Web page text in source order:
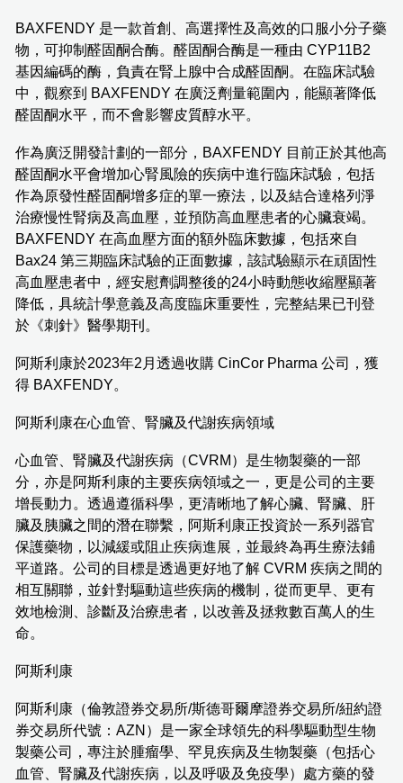
BAXFENDY 是一款首創、高選擇性及高效的口服小分子藥
物，可抑制醛固酮合酶。醛固酮合酶是一種由 CYP11B2
基因編碼的酶，負責在腎上腺中合成醛固酮。在臨床試驗
中，觀察到 BAXFENDY 在廣泛劑量範圍內，能顯著降低
醛固酮水平，而不會影響皮質醇水平。
作為廣泛開發計劃的一部分，BAXFENDY 目前正於其他高
醛固酮水平會增加心腎風險的疾病中進行臨床試驗，包括
作為原發性醛固酮增多症的單一療法，以及結合達格列淨
治療慢性腎病及高血壓，並預防高血壓患者的心臟衰竭。
BAXFENDY 在高血壓方面的額外臨床數據，包括來自
Bax24 第三期臨床試驗的正面數據，該試驗顯示在頑固性
高血壓患者中，經安慰劑調整後的24小時動態收縮壓顯著
降低，具統計學意義及高度臨床重要性，完整結果已刊登
於《刺針》醫學期刊。
阿斯利康於2023年2月透過收購 CinCor Pharma 公司，獲
得 BAXFENDY。
阿斯利康在心血管、腎臟及代謝疾病領域
心血管、腎臟及代謝疾病（CVRM）是生物製藥的一部
分，亦是阿斯利康的主要疾病領域之一，更是公司的主要
增長動力。透過遵循科學，更清晰地了解心臟、腎臟、肝
臟及胰臟之間的潛在聯繫，阿斯利康正投資於一系列器官
保護藥物，以減緩或阻止疾病進展，並最終為再生療法鋪
平道路。公司的目標是透過更好地了解 CVRM 疾病之間的
相互關聯，並針對驅動這些疾病的機制，從而更早、更有
效地檢測、診斷及治療患者，以改善及拯救數百萬人的生
命。
阿斯利康
阿斯利康（倫敦證券交易所/斯德哥爾摩證券交易所/紐約證
券交易所代號：AZN）是一家全球領先的科學驅動型生物
製藥公司，專注於腫瘤學、罕見疾病及生物製藥（包括心
血管、腎臟及代謝疾病，以及呼吸及免疫學）處方藥的發